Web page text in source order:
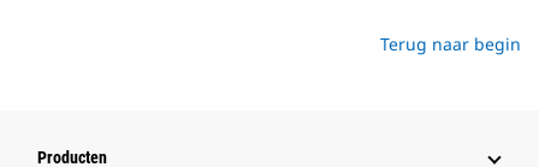
Terug naar begin
Producten